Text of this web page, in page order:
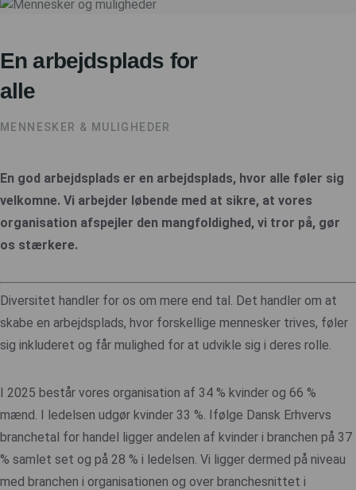
En arbejdsplads for
alle
MENNESKER & MULIGHEDER
En god arbejdsplads er en arbejdsplads, hvor alle føler sig
velkomne. Vi arbejder løbende med at sikre, at vores
organisation afspejler den mangfoldighed, vi tror på, gør
os stærkere.
Diversitet handler for os om mere end tal. Det handler om at
skabe en arbejdsplads, hvor forskellige mennesker trives, føler
sig inkluderet og får mulighed for at udvikle sig i deres rolle.
I 2025 består vores organisation af 34 % kvinder og 66 %
mænd. I ledelsen udgør kvinder 33 %. Ifølge Dansk Erhvervs
branchetal for handel ligger andelen af kvinder i branchen på 37
% samlet set og på 28 % i ledelsen. Vi ligger dermed på niveau
med branchen i organisationen og over branchesnittet i